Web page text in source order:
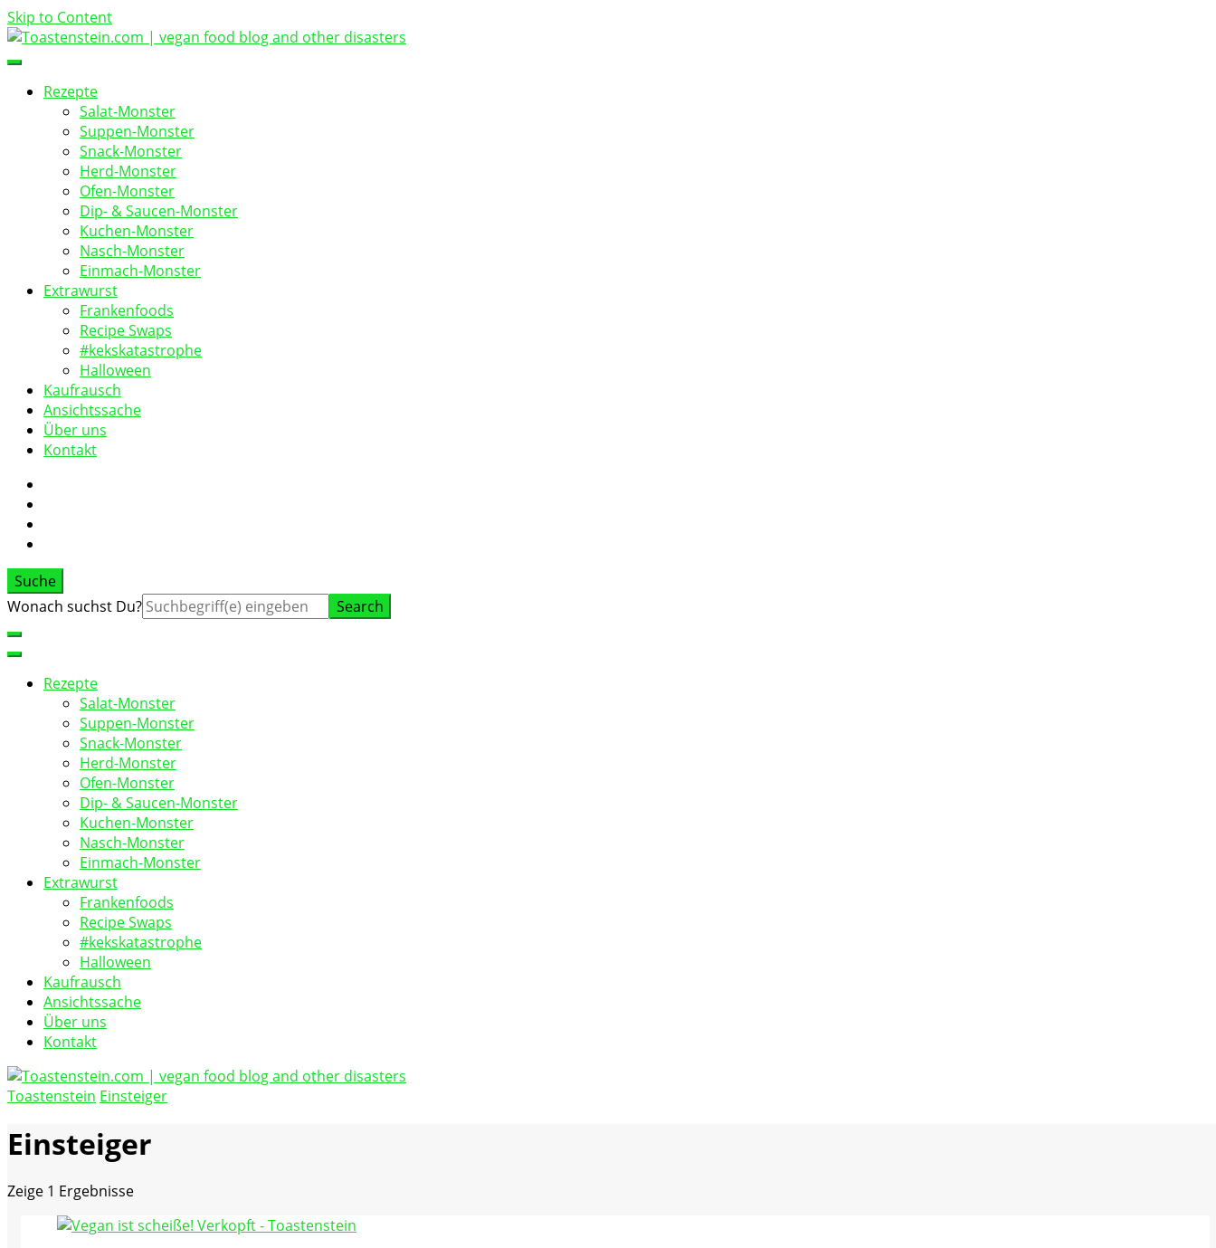
Skip to Content
Toastenstein.com
vegan food blog
Rezepte
Salat-Monster
Suppen-Monster
Snack-Monster
Herd-Monster
Ofen-Monster
Dip- & Saucen-Monster
Kuchen-Monster
Nasch-Monster
Einmach-Monster
Extrawurst
Frankenfoods
Recipe Swaps
#kekskatastrophe
Halloween
Kaufrausch
Ansichtssache
Über uns
Kontakt
Suche
Suche
Wonach suchst Du?
Rezepte
Salat-Monster
Suppen-Monster
Snack-Monster
Herd-Monster
Ofen-Monster
Dip- & Saucen-Monster
Kuchen-Monster
Nasch-Monster
Einmach-Monster
Extrawurst
Frankenfoods
Recipe Swaps
#kekskatastrophe
Halloween
Kaufrausch
Ansichtssache
Über uns
Kontakt
Toastenstein.com
Toastenstein Einsteiger
Einsteiger
Zeige 1 Ergebnisse